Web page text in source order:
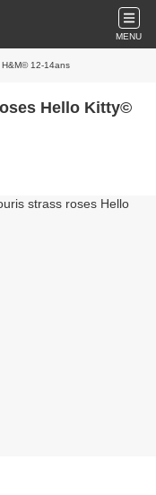
MENU
12-14ans
Hello Kitty©